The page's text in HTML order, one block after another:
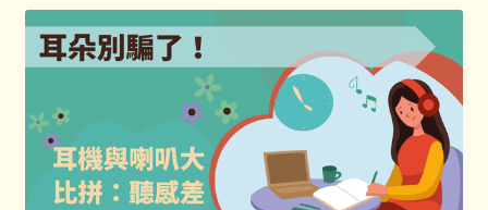
客製化小知識
客製禮品資訊
宣導品